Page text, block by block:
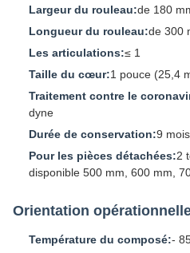
Largeur du rouleau:de 180
Longueur du rouleau:de 300
Les articulations:≤ 1
Taille du cœur:1 pouce (25,4
Traitement contre le
dyne
Durée de conservation:9 mois
Pour les pièces détachées:2
disponible 500 mm, 600 mm,
Orientation
Température du composé:-